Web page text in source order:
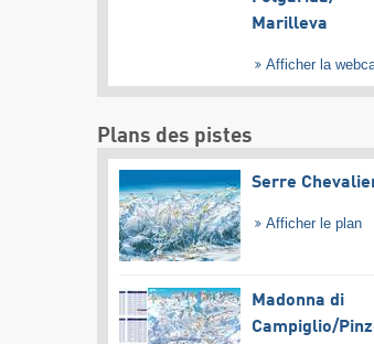
Marilleva
Afficher la
Plans des pistes
Serre
Afficher le plan
Madonna di
Campiglio/​